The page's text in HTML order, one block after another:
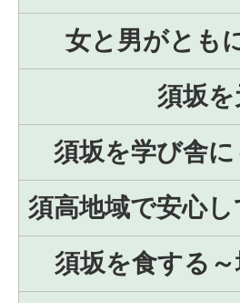
女と男がとも
須坂
須坂を学び舎
須高地域で安心
須坂を食する